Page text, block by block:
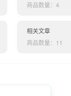
商品数量：4
相关文章
商品数量：11